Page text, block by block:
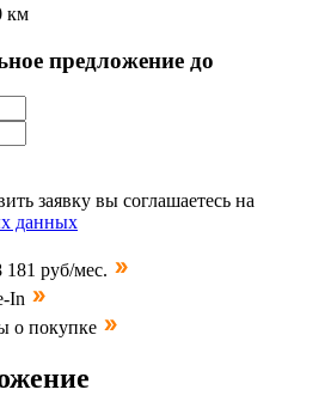
км
предложение до
заявку вы соглашаетесь на
данных
181 руб/мес.
In
о покупке